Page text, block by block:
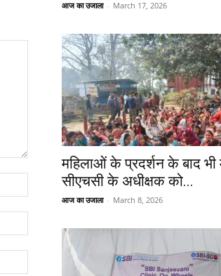
आज का उजाला - March 17, 2026
महिलाओं के प्रदर्शन के बाद भी
सीएचसी के अधीक्षक को...
आज का उजाला - March 8, 2026